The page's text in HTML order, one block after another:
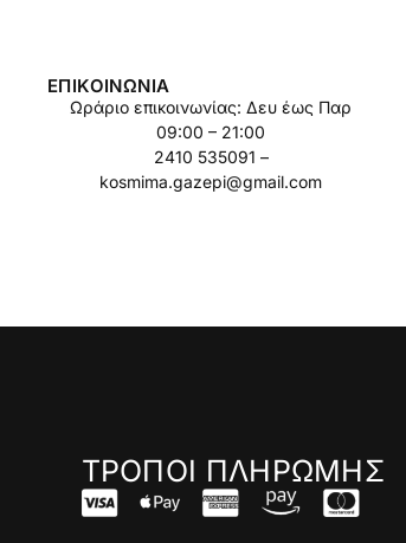
ΕΠΙΚΟΙΝΩΝΊΑ
Ωράριο επικοινωνίας: Δευ έως Παρ
09:00 – 21:00
2410 535091 –
kosmima.gazepi@gmail.com
ΤΡΟΠΟΙ ΠΛΗΡΩΜΗΣ